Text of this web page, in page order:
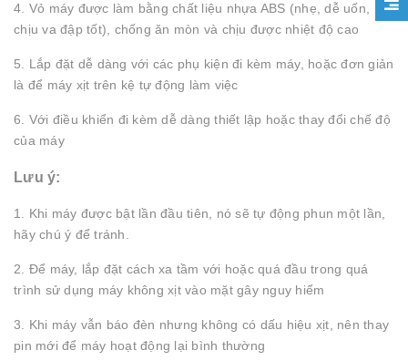
4. Vỏ máy được làm bằng chất liệu nhựa ABS (nhẹ, dễ uốn,
chịu va đập tốt), chống ăn mòn và chịu được nhiệt độ cao
5. Lắp đặt dễ dàng với các phụ kiện đi kèm máy, hoặc đơn giản
là để máy xịt trên kệ tự động làm việc
6. Với điều khiển đi kèm dễ dàng thiết lập hoặc thay đổi chế độ
của máy
Lưu ý:
1. Khi máy được bật lần đầu tiên, nó sẽ tự động phun một lần,
hãy chú ý để tránh.
2. Để máy, lắp đặt cách xa tầm với hoặc quá đầu trong quá
trình sử dụng máy không xịt vào mặt gây nguy hiểm
3. Khi máy vẫn báo đèn nhưng không có dấu hiệu xịt, nên thay
pin mới để máy hoạt động lại bình thường